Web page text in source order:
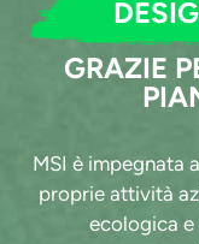
GRAZIE
MSI è impegnata
proprie attività
ecologica e